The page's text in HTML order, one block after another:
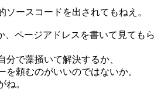
ソースコードを出されてもねえ。
、ページアドレスを書いて見てもら
分で藻掻いて解決するか、
を頼むのがいいのではないか。
ね。